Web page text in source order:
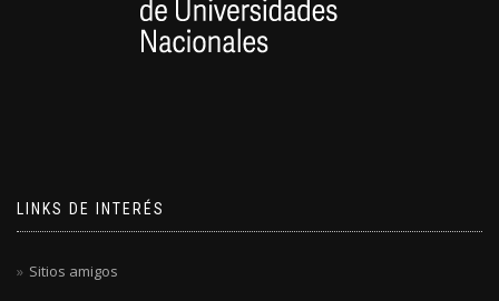
LINKS DE INTERÉS
Sitios amigos